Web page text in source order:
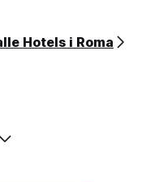
Hotels i Roma